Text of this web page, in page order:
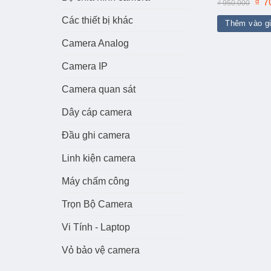
Các thiết bị khác
Camera Analog
Camera IP
Camera quan sát
Dây cáp camera
Đầu ghi camera
Linh kiện camera
Máy chấm công
Trọn Bộ Camera
Vi Tính - Laptop
Vỏ bảo vệ camera
₫950.000
là:
₫
Thêm vào